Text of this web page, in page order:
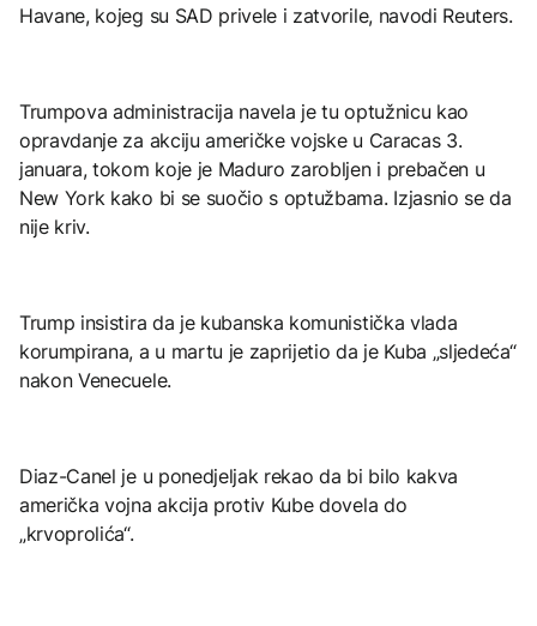
Havane, kojeg su SAD privele i zatvorile, navodi Reuters.
Trumpova administracija navela je tu optužnicu kao
opravdanje za akciju američke vojske u Caracas 3.
januara, tokom koje je Maduro zarobljen i prebačen u
New York kako bi se suočio s optužbama. Izjasnio se da
nije kriv.
Trump insistira da je kubanska komunistička vlada
korumpirana, a u martu je zaprijetio da je Kuba „sljedeća“
nakon Venecuele.
Diaz-Canel je u ponedjeljak rekao da bi bilo kakva
američka vojna akcija protiv Kube dovela do
„krvoprolića“.